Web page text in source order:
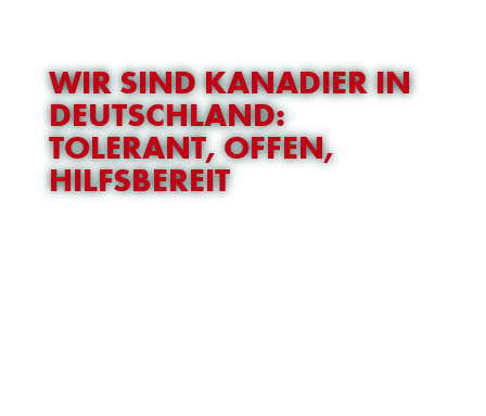
WIR SIND KANADIER IN
DEUTSCHLAND:
TOLERANT, OFFEN,
HILFSBEREIT